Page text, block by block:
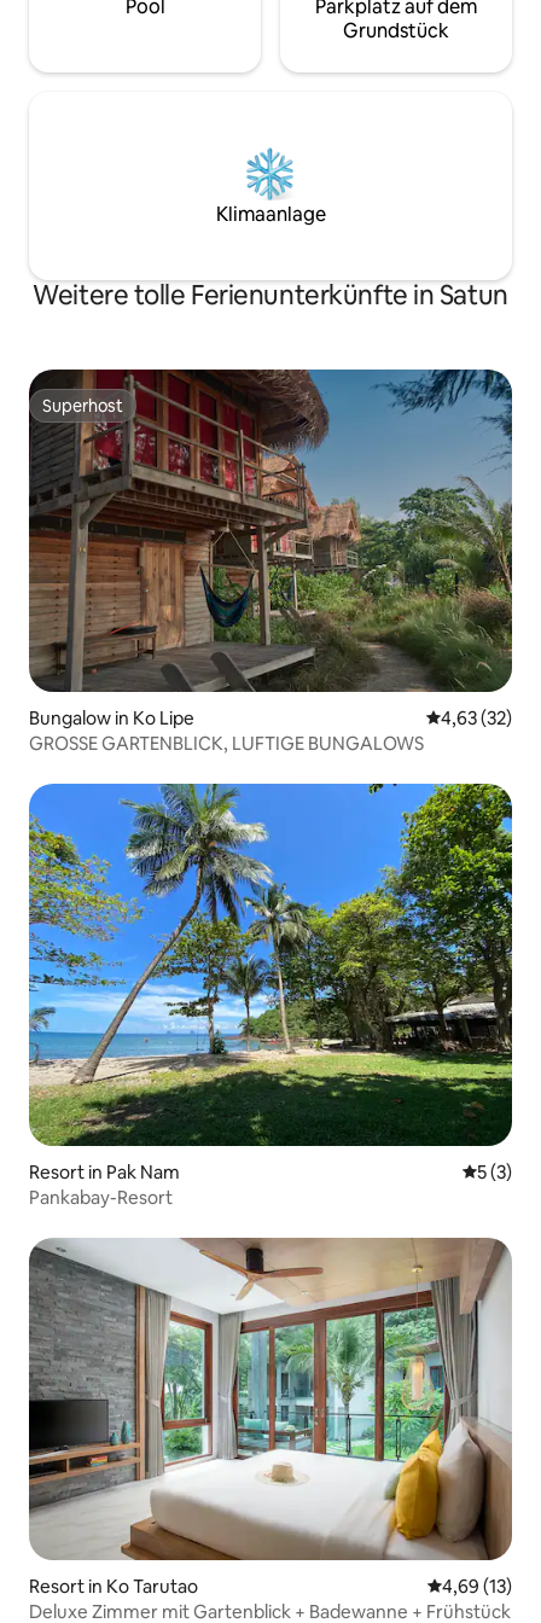
Pool
Parkplatz auf dem
Grundstück
Klimaanlage
Weitere tolle Ferienunterkünfte in Satun
Superhost
Superhost
Bungalow in Ko Lipe
4,63 (32)
GROSSE GARTENBLICK, LUFTIGE BUNGALOWS
Resort in Pak Nam
5 (3)
Pankabay-Resort
Resort in Ko Tarutao
4,69 (13)
Deluxe Zimmer mit Gartenblick + Badewanne + Frühstück